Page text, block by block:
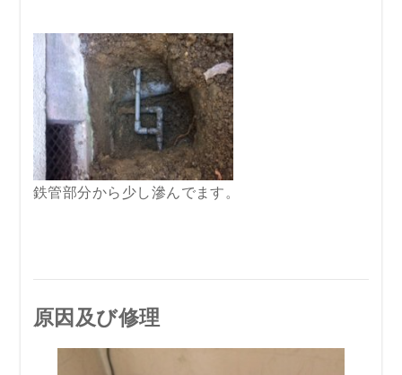
鉄管部分から少し滲んでます。
原因及び修理